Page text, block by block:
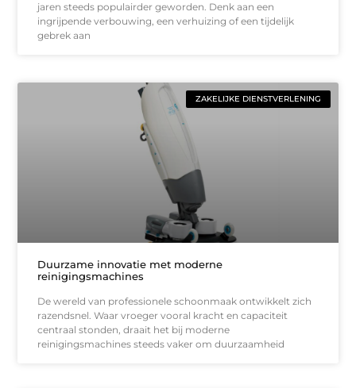
jaren steeds populairder geworden. Denk aan een
ingrijpende verbouwing, een verhuizing of een tijdelijk
gebrek aan
ZAKELIJKE DIENSTVERLENING
Duurzame innovatie met moderne
reinigingsmachines
De wereld van professionele schoonmaak ontwikkelt zich
razendsnel. Waar vroeger vooral kracht en capaciteit
centraal stonden, draait het bij moderne
reinigingsmachines steeds vaker om duurzaamheid